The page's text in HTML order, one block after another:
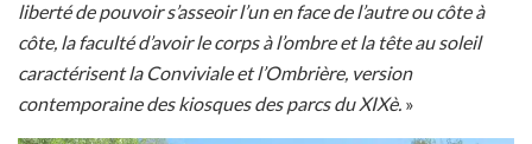
liberté de pouvoir s’asseoir l’un en face de l’autre ou côte à
côte, la faculté d’avoir le corps à l’ombre et la tête au soleil
caractérisent la Conviviale et l’Ombrière, version
contemporaine des kiosques des parcs du XIXè. »